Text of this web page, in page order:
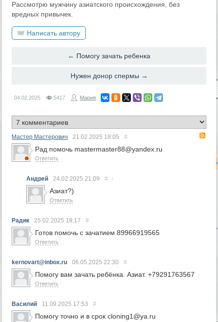
Рассмотрю мужчину азиатского происхождения, без
вредных привычек.
Написать автору
← Помогу зачать ребенка
Нужен донор спермы →
04.02.2025 5417 Мария
Мастер Мастерович 21.02.2025 18:05 #
Рад помочь mastermaster88@yandex.ru
Ответить
Андрей 24.02.2025 21:09 # ↑
Азиат?)
Ответить
Радик 25.02.2025 18:17 #
Готов помочь с зачатием 89966919565
Ответить
kernovart@inbox.ru 06.05.2025 22:30 #
Помогу вам зачать ребёнка. Азиат. +79291763567
Ответить
Василий 11.09.2025 17:53 #
Помогу точно и в срок cloning1@ya.ru